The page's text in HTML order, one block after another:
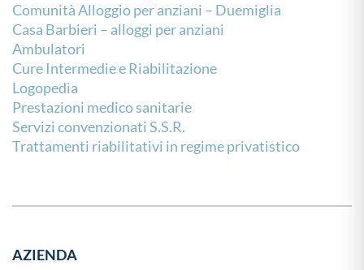
Comunità Alloggio per anziani – Duemiglia
Casa Barbieri – alloggi per anziani
Ambulatori
Cure Intermedie e Riabilitazione
Logopedia
Prestazioni medico sanitarie
Servizi convenzionati S.S.R.
Trattamenti riabilitativi in regime privatistico
AZIENDA